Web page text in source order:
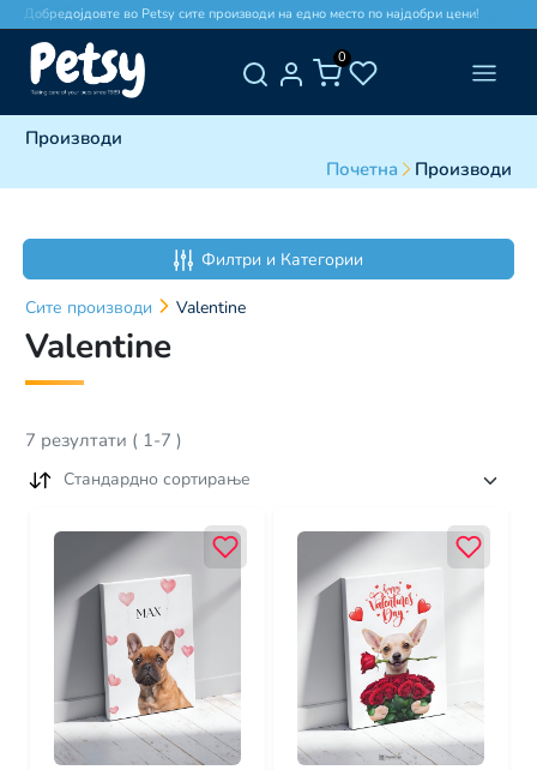
Добредојдовте во Petsy сите производи на едно место по најдобри цени!
0
Производи
Почетна
Производи
Филтри и Категории
Сите производи Valentine
Valentine
7 резултати ( 1-7 )
Стандардно сортирање